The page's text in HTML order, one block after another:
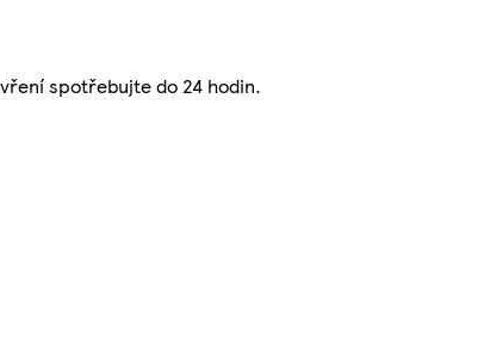
spotřebujte do 24 hodin.